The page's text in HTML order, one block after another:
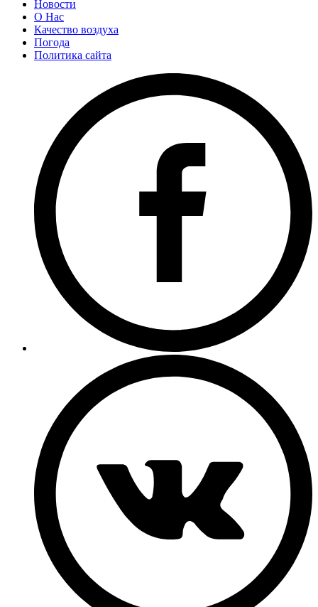
Новости
О Нас
Качество воздуха
Погода
Политика сайта